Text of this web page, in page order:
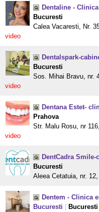
Dentaline -
Bucuresti
Calea Vacaresti, Nr.
video
Dentalspark-
Bucuresti
Sos. Mihai Bravu, nr.
video
Dentana Estet-
Prahova
Str. Malu Rosu, nr
video
DentCadra
Bucuresti
Aleea Cetatuia, nr.
Dentem - Clinica
Bucuresti
Bucuresti